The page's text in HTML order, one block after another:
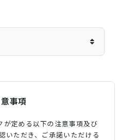
事項
が定める以下の注意事項及び
いただき、 ご承諾いただける